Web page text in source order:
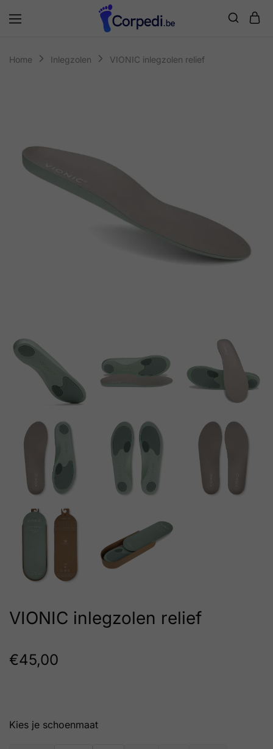
Home Inlegzolen VIONIC inlegzolen relief
VIONIC inlegzolen relief
€45,00
schoenmaat